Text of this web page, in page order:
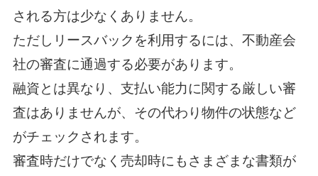
される方は少なくありません。
ただしリースバックを利用するには、不動産会
社の審査に通過する必要があります。
融資とは異なり、支払い能力に関する厳しい審
査はありませんが、その代わり物件の状態など
がチェックされます。
審査時だけでなく売却時にもさまざまな書類が